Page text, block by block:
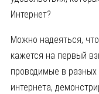
Интернет?
Можно надеяться,
кажется на первый
проводимые в
интернета,